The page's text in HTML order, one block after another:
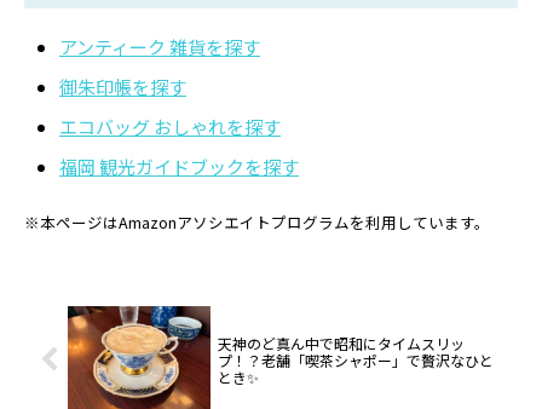
アンティーク 雑貨を探す
御朱印帳を探す
エコバッグ おしゃれを探す
福岡 観光ガイドブックを探す
※本ページはAmazonアソシエイトプログラムを利用しています。
天神のど真ん中で昭和にタイムスリッ
プ！？老舗「喫茶シャポー」で贅沢なひと
とき✨